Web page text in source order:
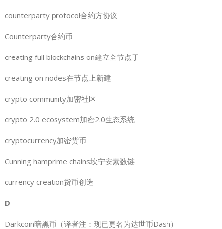
counterparty protocol合约方协议
Counterparty合约币
creating full blockchains on建立全节点于
creating on nodes在节点上新建
crypto community加密社区
crypto 2.0 ecosystem加密2.0生态系统
cryptocurrency加密货币
Cunning hamprime chains坎宁安素数链
currency creation货币创造
D
Darkcoin暗黑币（译者注：现已更名为达世币Dash）